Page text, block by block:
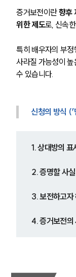
증거보전이란 향후
위한 제도로, 신속
특히 배우자의 부
사라질 가능성이
수 있습니다.
신청의 방식 (
1. 상대방의 표
2. 증명할 사실
3. 보전하고자
4. 증거보전의